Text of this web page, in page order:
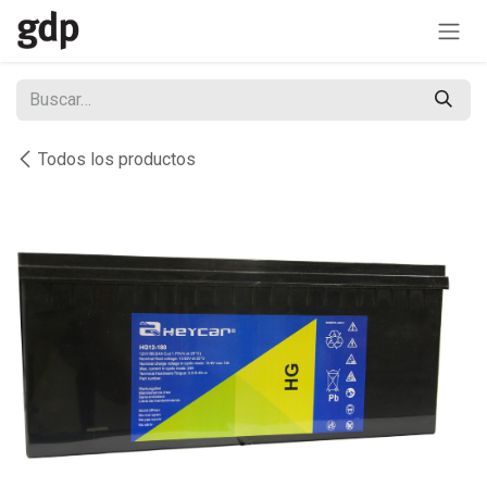
Ir al contenido
Todos los productos